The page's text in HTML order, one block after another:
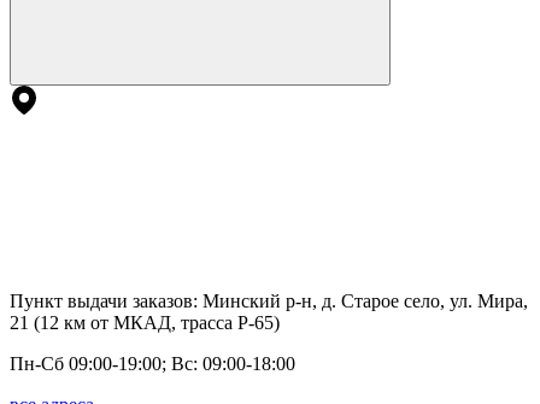
Пункт выдачи заказов: Минский р-н, д. Старое село, ул. Мира,
21 (12 км от МКАД, трасса P-65)
Пн-Сб 09:00-19:00; Вс: 09:00-18:00